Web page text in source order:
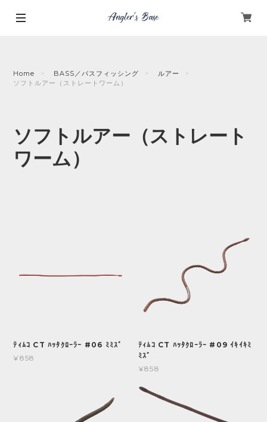
Home BASS／バスフィッシング
ルアー
ソフトルアー（ストレートワーム）
ソフトルアー（ストレート
ワーム）
ﾃｨﾑｺ CT ﾊｯﾀｸﾛｰﾗｰ #06 ﾐﾐｽﾞ
¥858
ﾃｨﾑｺ CT ﾊｯﾀｸﾛｰﾗｰ #09 ｲｷｲｷﾐ
ﾐｽﾞ
¥858